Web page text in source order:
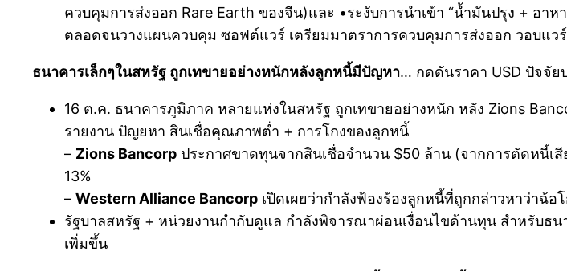
ควบคุมการส่งออก Rare Earth ของจีน)และ •ระงับการนำเข้า “น้ำมันปรุง + อา
ตลอดจนวางแผนควบคุม ซอฟต์แวร์ เตรียมมาตราการควบคุมการส่งออก วอบแว
ธนาคารเล็กๆในสหรัฐ ถูกเทขายอย่างหนักหลังลูกหนี้มีปัญหา… กดดันราคา USD ปัจจัย
16 ต.ค. ธนาคารภูมิภาค หลายแห่งในสหรัฐ ถูกเทขายอย่างหนัก หลัง Zions
รายงาน ปัญยหา สินเชื่อคุณภาพต่ำ + การโกงของลูกหนี้
– Zions Bancorp ประกาศขาดทุนจากสินเชื่อจำนวน $50 ล้าน (จากการตัดหนี้เ
13%
– Western Alliance Bancorp เปิดเผยว่ากำลังฟ้องร้องลูกหนี้ที่ถูกกล่าวหาว่าฉ้อ
รัฐบาลสหรัฐ + หน่วยงานกำกับดูแล กำลังพิจารณาผ่อนเงื่อนไขด้านทุน สำหรับธ
เพิ่มขึ้น